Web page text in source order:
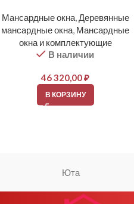
Мансардные окна,Деревянные
мансардные окна, Мансардные
окна и комплектующие
В наличии
46 320,00₽
В КОРЗИНУ
Юта